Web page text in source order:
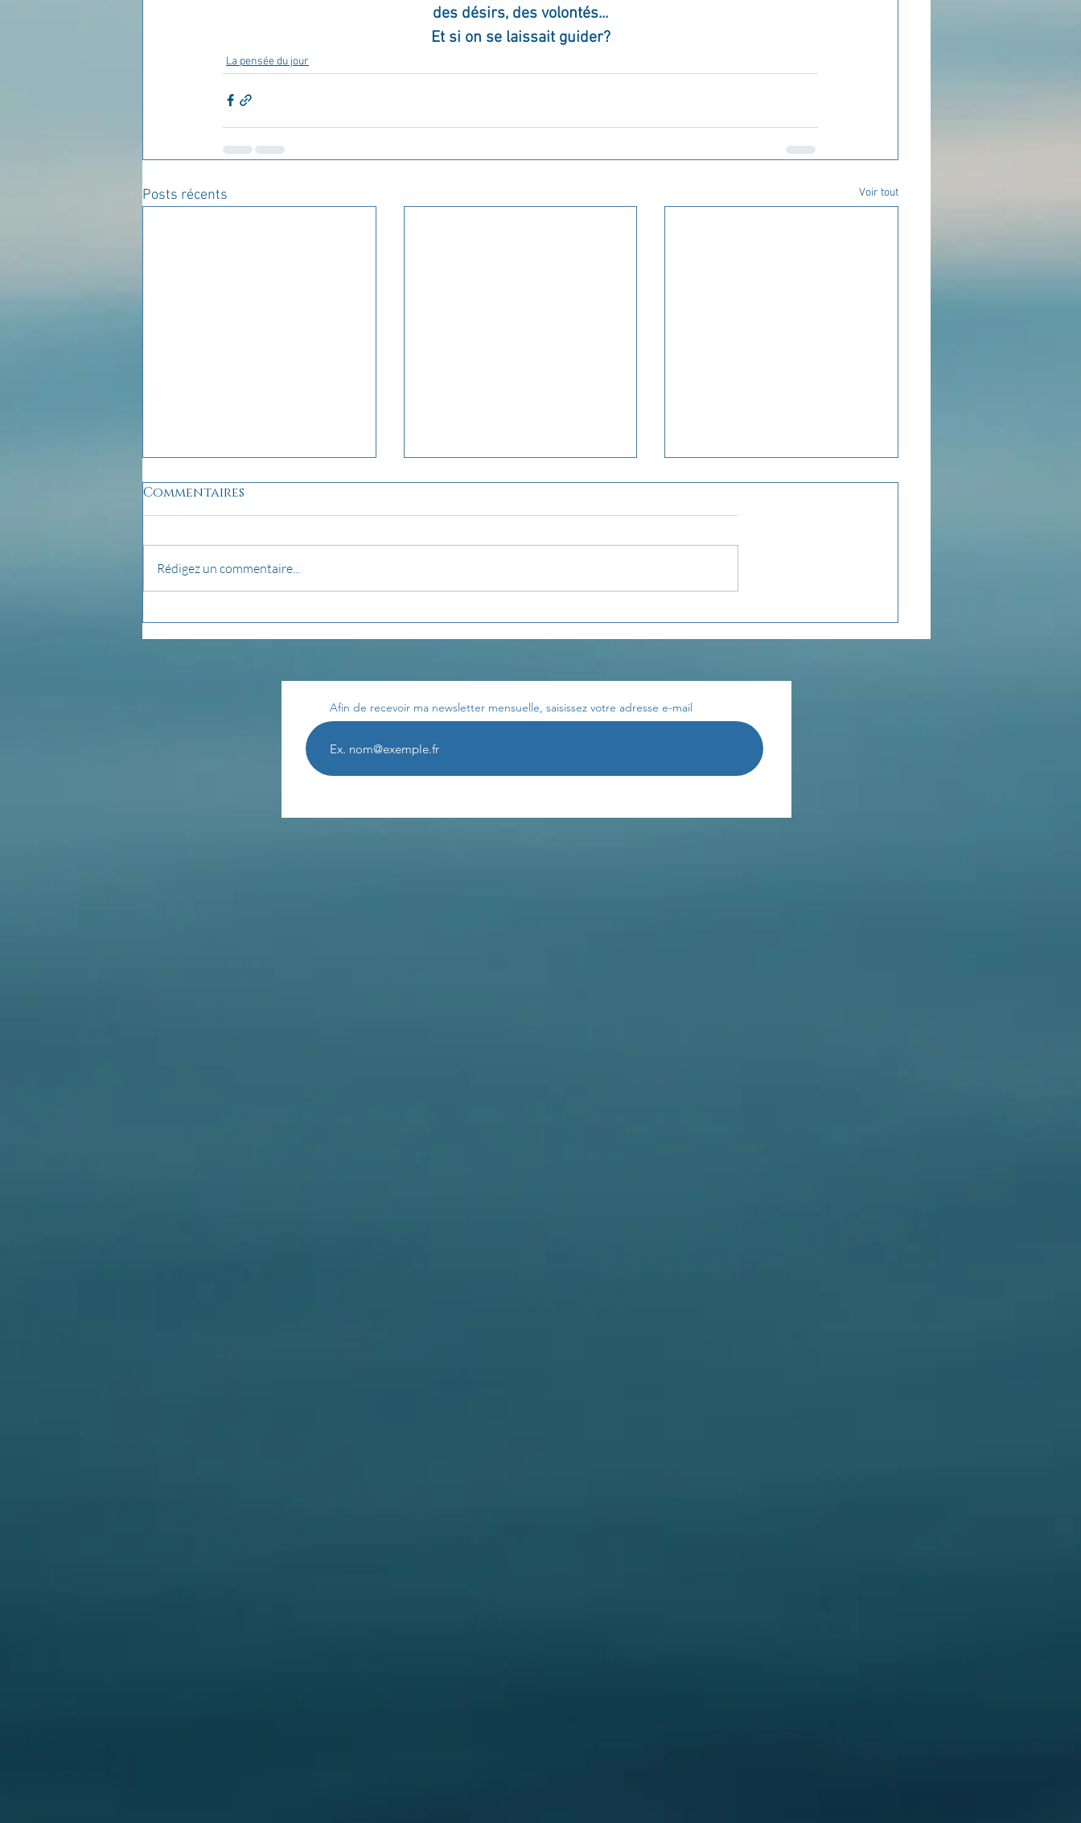
des désirs, des volontés...
Et si on se laissait guider?
La pensée du jour
Posts récents Voir tout
pensée du jour...
La pensée du jour... La pensée du jour...
Commentaires
Rédigez un commentaire...
Afin de recevoir ma newsletter mensuelle, saisissez votre adresse e-mail